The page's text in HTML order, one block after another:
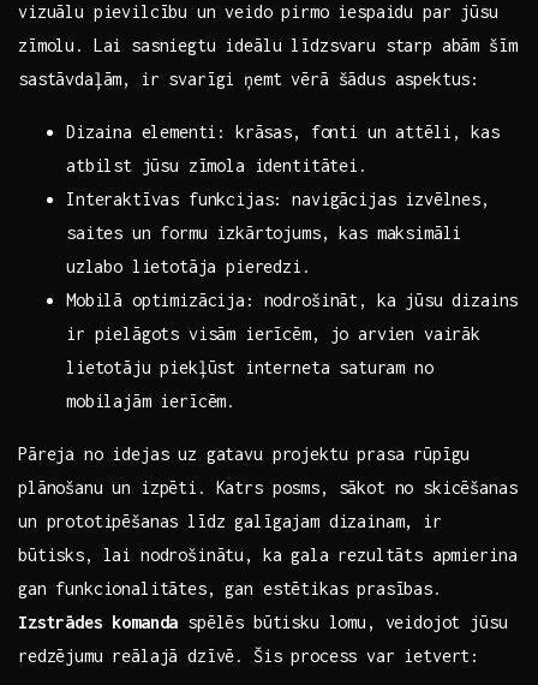
vizuālu pievilcību un ⁣veido pirmo iespaidu par jūsu
zīmolu. Lai​ sasniegtu ideālu līdzsvaru ‌starp abām šīm
sastāvdaļām, ir svarīgi ņemt vērā šādus aspektus:
Dizaina⁣ elementi: krāsas, fonti un ‌attēli, kas
atbilst⁣ jūsu zīmola identitātei.
Interaktīvas funkcijas: navigācijas izvēlnes,
‍saites un formu izkārtojums, kas ‌maksimāli
⁤uzlabo lietotāja pieredzi.
Mobilā optimizācija: nodrošināt, ka jūsu dizains
ir pielāgots visām ierīcēm, jo arvien vairāk
lietotāju piekļūst ⁤interneta saturam no
mobilajām ierīcēm.
Pāreja no idejas uz gatavu ​projektu prasa​ rūpīgu
plānošanu un izpēti. Katrs posms, sākot no skicēšanas
un prototipēšanas līdz galīgajam dizainam, ‍ir
būtisks, ‌lai nodrošinātu, ⁢ka gala rezultāts apmierina
gan funkcionalitātes, gan estētikas prasības.
Izstrādes ​komanda spēlēs⁢ būtisku ‍lomu, veidojot⁤ jūsu
redzējumu reālajā dzīvē.‍ Šis process var ietvert: ⁣⁣ ‍ ‌